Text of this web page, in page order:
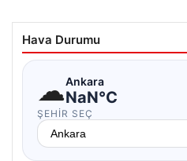
Hava Durumu
☁Ankara
NaN°C
ŞEHIR SEÇ